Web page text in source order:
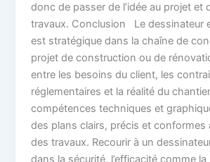
donc de passer de l’idée au projet et
travaux. Conclusion Le dessinateur
est stratégique dans la chaîne de
projet de construction ou de
entre les besoins du client, les
réglementaires et la réalité du
compétences techniques et
des plans clairs, précis et conformes
des travaux. Recourir à un
dans la sécurité, l’efficacité comme